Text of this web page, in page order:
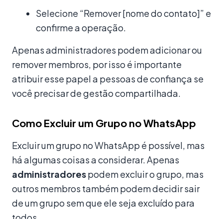
Selecione “Remover [nome do contato]” e
confirme a operação.
Apenas administradores podem adicionar ou
remover membros, por isso é importante
atribuir esse papel a pessoas de confiança se
você precisar de gestão compartilhada.
Como Excluir um Grupo no WhatsApp
Excluir um grupo no WhatsApp é possível, mas
há algumas coisas a considerar. Apenas
administradorespodem excluir o grupo, mas
outros membros também podem decidir sair
de um grupo sem que ele seja excluído para